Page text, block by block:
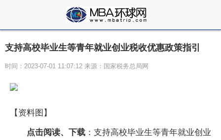
支持高校毕业生等青年就业创业税收优惠政策指引
时间：2023-07-01 11:07:12 来源：国家税务总局网
【资料图】
点击阅读、下载 ：支持高校毕业生等青年就业创业